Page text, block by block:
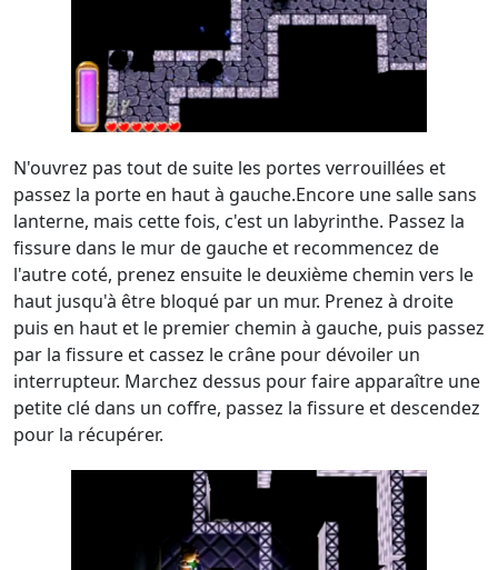
N'ouvrez pas tout de suite les portes verrouillées et
passez la porte en haut à gauche.Encore une salle sans
lanterne, mais cette fois, c'est un labyrinthe. Passez la
fissure dans le mur de gauche et recommencez de
l'autre coté, prenez ensuite le deuxième chemin vers le
haut jusqu'à être bloqué par un mur. Prenez à droite
puis en haut et le premier chemin à gauche, puis passez
par la fissure et cassez le crâne pour dévoiler un
interrupteur. Marchez dessus pour faire apparaître une
petite clé dans un coffre, passez la fissure et descendez
pour la récupérer.